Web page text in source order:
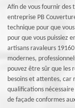
Afin de vous fournir des
entreprise PB
technique pour que
pour que vous puissiez
artisans ravaleurs
modernes,
pouvez être sûr que les
besoins et attentes, car
qualifications
de façade conformes